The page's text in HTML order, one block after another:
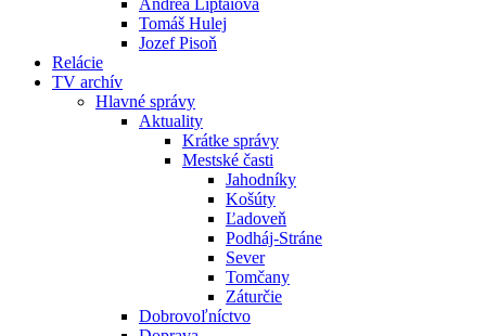
Andrea Liptaiová
Tomáš Hulej
Jozef Pisoň
Relácie
TV archív
Hlavné správy
Aktuality
Krátke správy
Mestské časti
Jahodníky
Košúty
Ľadoveň
Podháj-Stráne
Sever
Tomčany
Záturčie
Dobrovoľníctvo